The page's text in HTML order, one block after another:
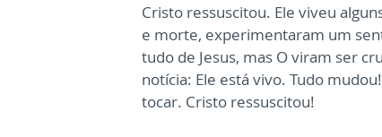
Cristo ressuscitou. Ele viveu
e morte, experimentaram um
tudo de Jesus, mas O viram ser
notícia: Ele está vivo. Tudo
tocar. Cristo ressuscitou!